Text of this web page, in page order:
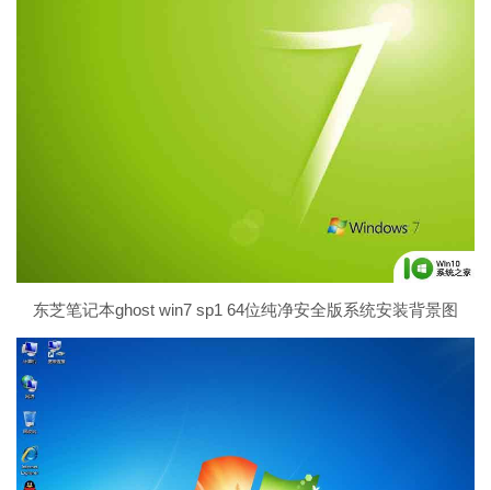
东芝笔记本ghost win7 sp1 64位纯净安全版系统安装背景图